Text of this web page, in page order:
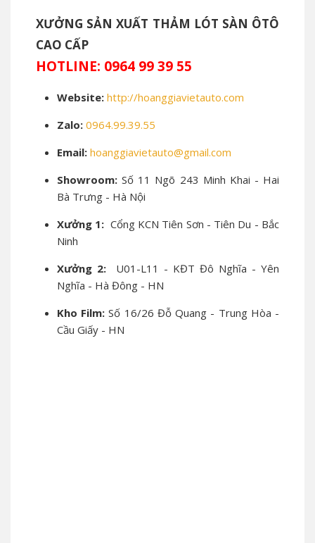
XƯỞNG SẢN XUẤT THẢM LÓT SÀN ÔTÔ
CAO CẤP
HOTLINE: 0964 99 39 55
Website: http://hoanggiavietauto.com
Zalo: 0964.99.39.55
Email: hoanggiavietauto@gmail.com
Showroom: Số 11 Ngõ 243 Minh Khai - Hai
Bà Trưng - Hà Nội
Xưởng 1: Cổng KCN Tiên Sơn - Tiên Du - Bắc
Ninh
Xưởng 2:
U01-L11 - KĐT Đô Nghĩa - Yên
Nghĩa - Hà Đông - HN
Kho Film:Số 16/26 Đỗ Quang - Trung Hòa -
Cầu Giấy - HN